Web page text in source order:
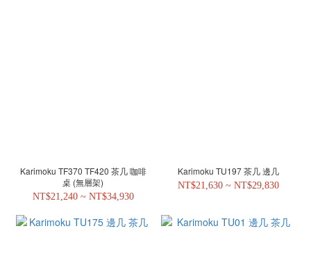
Karimoku TF370 TF420 茶几 咖啡
桌 (無層架)
NT$21,240 ~ NT$34,930
Karimoku TU197 茶几 邊几
NT$21,630 ~ NT$29,830